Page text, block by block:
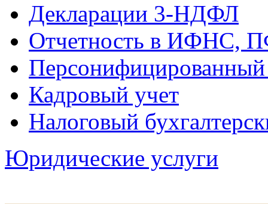
Декларации 3-НДФЛ
Отчетность в ИФНС,
Персонифицированный
Кадровый учет
Налоговый
Юридические услуги